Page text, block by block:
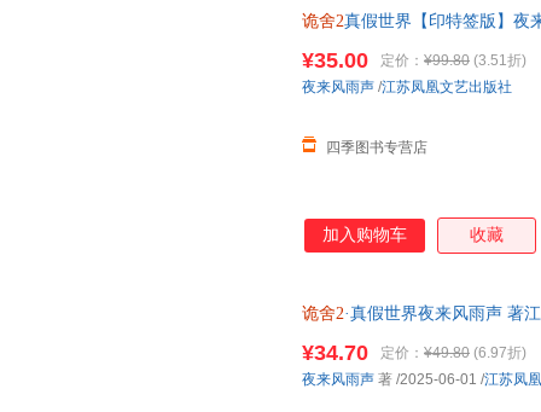
诡舍2真假世界【印特签版】夜
¥35.00 定价： ¥99.80 (3.51折)
四季图书专营店
夜来风雨声 /江苏凤凰文艺出版社
加入购物车 收藏
诡舍2·真假世界夜来风雨声 著
¥34.70 定价： ¥49.80 (6.97折)
夜来风雨声 著 /2025-06-01 /江苏凤